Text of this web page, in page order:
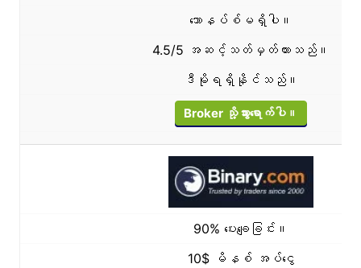
ဘောနပ်စ်မရှိပါ။
4.5/5 အဆင့်သတ်မှတ်ထားသည်။
ဒီမိုရရှိနိုင်သည်။
Broker သို့သွားရောက်ပါ။
90% ပေးချေခြင်း။
10$ မိနစ် အပ်ငွေ